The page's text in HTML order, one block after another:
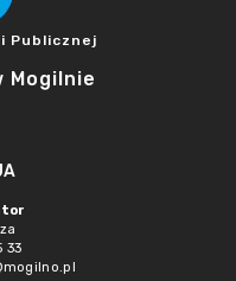
Publicznej
Mogilnie
33